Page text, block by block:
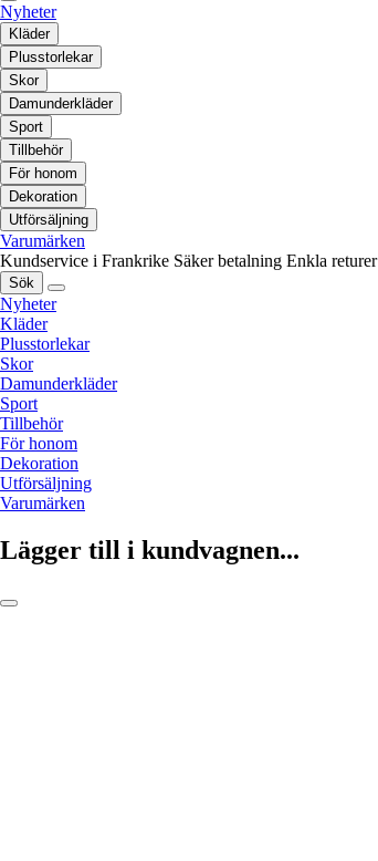
Nyheter
Kläder
Plusstorlekar
Skor
Damunderkläder
Sport
Tillbehör
För honom
Dekoration
Utförsäljning
Varumärken
Kundservice i Frankrike Säker betalning Enkla returer
Sök
Nyheter
Kläder
Plusstorlekar
Skor
Damunderkläder
Sport
Tillbehör
För honom
Dekoration
Utförsäljning
Varumärken
Lägger till i kundvagnen...